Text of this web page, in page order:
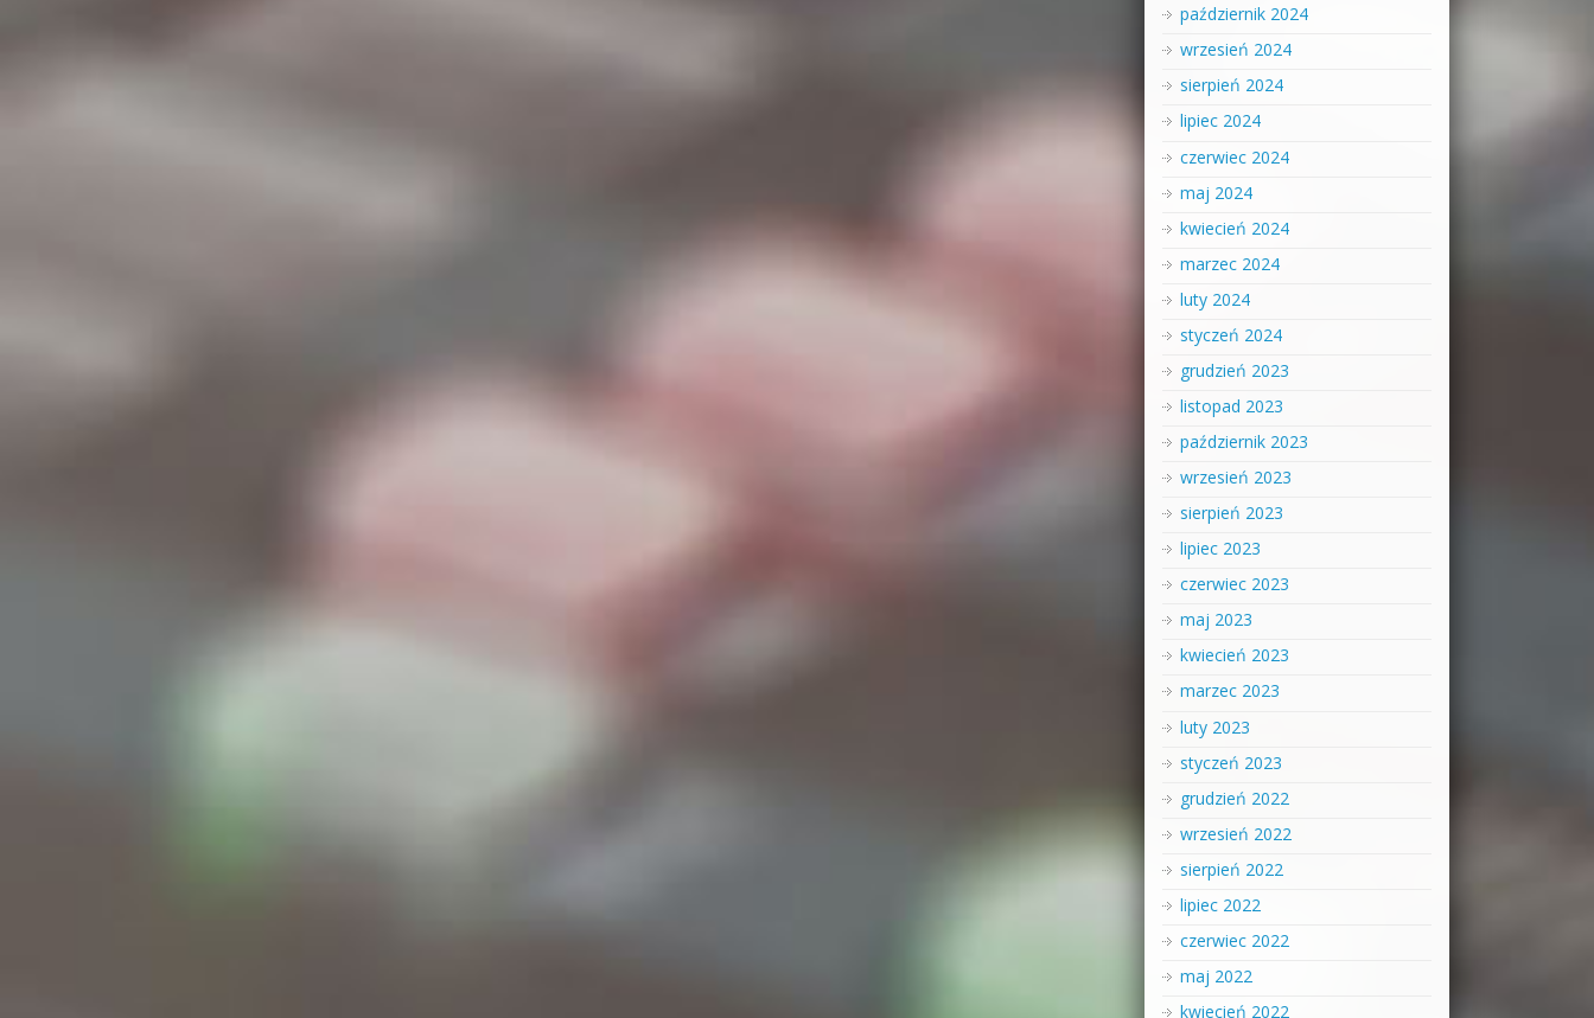
październik 2024
wrzesień 2024
sierpień 2024
lipiec 2024
czerwiec 2024
maj 2024
kwiecień 2024
marzec 2024
luty 2024
styczeń 2024
grudzień 2023
listopad 2023
październik 2023
wrzesień 2023
sierpień 2023
lipiec 2023
czerwiec 2023
maj 2023
kwiecień 2023
marzec 2023
luty 2023
styczeń 2023
grudzień 2022
wrzesień 2022
sierpień 2022
lipiec 2022
czerwiec 2022
maj 2022
kwiecień 2022